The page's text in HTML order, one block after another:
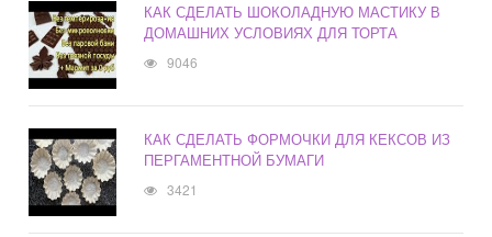
КАК СДЕЛАТЬ ШОКОЛАДНУЮ МАСТИКУ В
ДОМАШНИХ УСЛОВИЯХ ДЛЯ ТОРТА
9046
КАК СДЕЛАТЬ ФОРМОЧКИ ДЛЯ КЕКСОВ ИЗ
ПЕРГАМЕНТНОЙ БУМАГИ
3421